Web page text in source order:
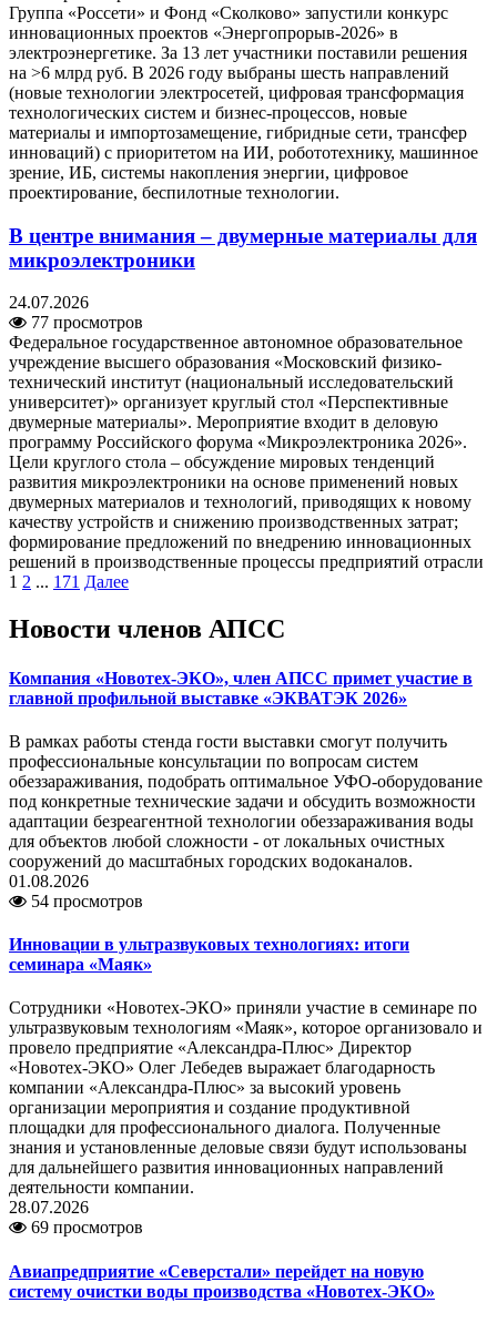
Группа «Россети» и Фонд «Сколково» запустили конкурс
инновационных проектов «Энергопрорыв-2026» в
электроэнергетике. За 13 лет участники поставили решения
на >6 млрд руб. В 2026 году выбраны шесть направлений
(новые технологии электросетей, цифровая трансформация
технологических систем и бизнес-процессов, новые
материалы и импортозамещение, гибридные сети, трансфер
инноваций) с приоритетом на ИИ, робототехнику, машинное
зрение, ИБ, системы накопления энергии, цифровое
проектирование, беспилотные технологии.
В центре внимания – двумерные материалы для
микроэлектроники
24.07.2026
77 просмотров
Федеральное государственное автономное образовательное
учреждение высшего образования «Московский физико-
технический институт (национальный исследовательский
университет)» организует круглый стол «Перспективные
двумерные материалы». Мероприятие входит в деловую
программу Российского форума «Микроэлектроника 2026».
Цели круглого стола – обсуждение мировых тенденций
развития микроэлектроники на основе применений новых
двумерных материалов и технологий, приводящих к новому
качеству устройств и снижению производственных затрат;
формирование предложений по внедрению инновационных
решений в производственные процессы предприятий отрасли
1 2 ... 171 Далее
Новости членов АПСС
Компания «Новотех-ЭКО», член АПСС примет участие в
главной профильной выставке «ЭКВАТЭК 2026»
В рамках работы стенда гости выставки смогут получить
профессиональные консультации по вопросам систем
обеззараживания, подобрать оптимальное УФО-оборудование
под конкретные технические задачи и обсудить возможности
адаптации безреагентной технологии обеззараживания воды
для объектов любой сложности - от локальных очистных
сооружений до масштабных городских водоканалов.
01.08.2026
54 просмотров
Инновации в ультразвуковых технологиях: итоги
семинара «Маяк»
Сотрудники «Новотех-ЭКО» приняли участие в семинаре по
ультразвуковым технологиям «Маяк», которое организовало и
провело предприятие «Александра-Плюс» Директор
«Новотех-ЭКО» Олег Лебедев выражает благодарность
компании «Александра-Плюс» за высокий уровень
организации мероприятия и создание продуктивной
площадки для профессионального диалога. Полученные
знания и установленные деловые связи будут использованы
для дальнейшего развития инновационных направлений
деятельности компании.
28.07.2026
69 просмотров
Авиапредприятие «Северстали» перейдет на новую
систему очистки воды производства «Новотех-ЭКО»